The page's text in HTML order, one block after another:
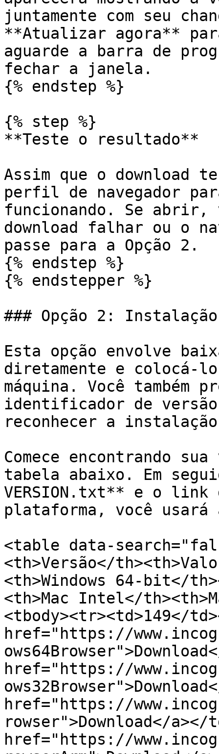
juntamente com seu
**Atualizar agora**
aguarde a barra de
fechar a janela.
{% endstep %}
{% step %}
**Teste o resultado**
Assim que o download
perfil de navegador
funcionando. Se abrir,
download falhar ou o
passe para a Opção 2.
{% endstep %}
{% endstepper %}
### Opção 2: Instalação
Esta opção envolve
diretamente e colocá-
máquina. Você
identificador de
reconhecer a
Comece encontrando
tabela abaixo. Em
VERSION.txt** e o link
plataforma, você usará
<table data-
<th>Versão</
<th>Windows 64-bit</
<th>Mac Intel</
<tbody><tr><td>149</
href="https://
href="https://
href="https://
rowser">Download</a></
href="https://